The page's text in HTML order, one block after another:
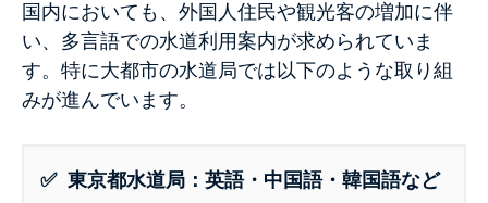
国内においても、外国人住民や観光客の増加に伴
い、多言語での水道利用案内が求められていま
す。特に大都市の水道局では以下のような取り組
みが進んでいます。
✅ 東京都水道局：英語・中国語・韓国語など